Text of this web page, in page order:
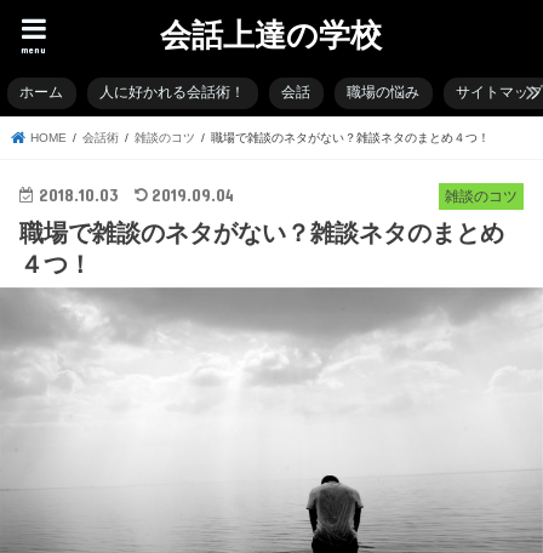
会話上達の学校
menu
ホーム 人に好かれる会話術！ 会話 職場の悩み サイトマップ
HOME 会話術 雑談のコツ 職場で雑談のネタがない？雑談ネタのまとめ４つ！
雑談のコツ
2018.10.03 2019.09.04
職場で雑談のネタがない？雑談ネタのまとめ
４つ！